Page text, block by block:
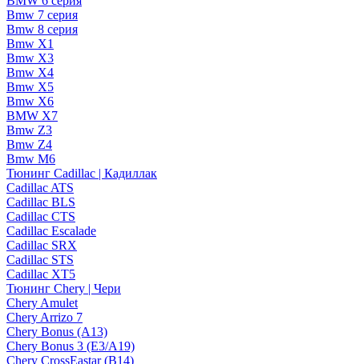
Bmw 7 серия
Bmw 8 серия
Bmw X1
Bmw X3
Bmw X4
Bmw X5
Bmw X6
BMW X7
Bmw Z3
Bmw Z4
Bmw М6
Тюнинг Cadillac | Кадиллак
Cadillac ATS
Cadillac BLS
Cadillac CTS
Cadillac Escalade
Cadillac SRX
Cadillac STS
Cadillac XT5
Тюнинг Chery | Чери
Chery Amulet
Chery Arrizo 7
Chery Bonus (A13)
Chery Bonus 3 (E3/A19)
Chery CrossEastar (B14)